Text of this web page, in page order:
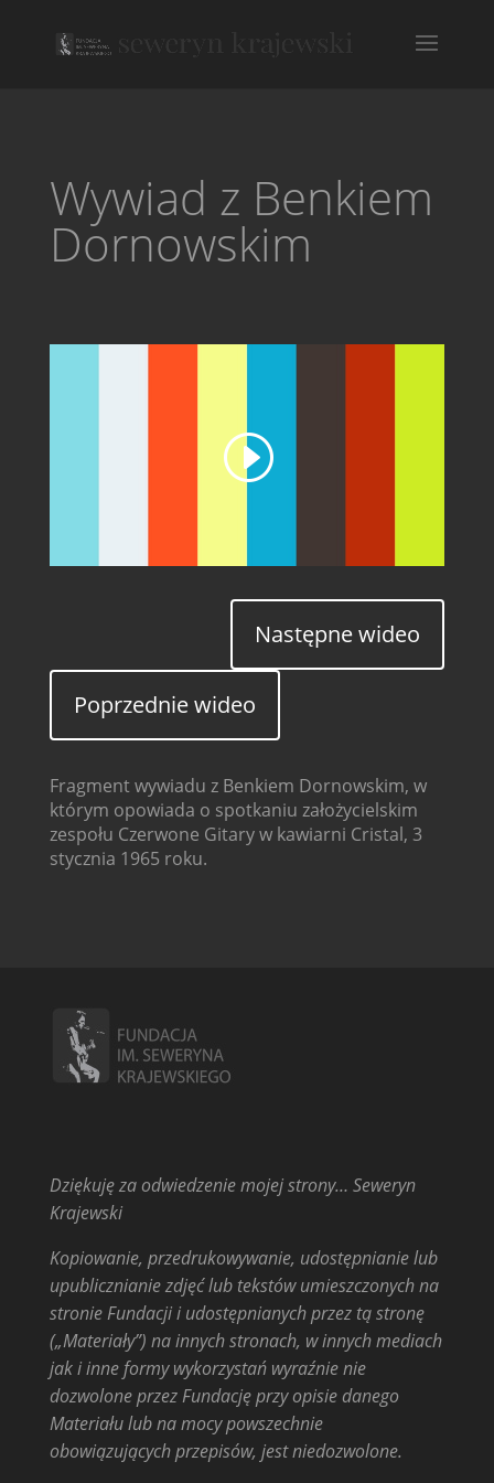
Wywiad z Benkiem
Dornowskim
Następne wideo
Poprzednie wideo
Fragment wywiadu z Benkiem Dornowskim, w
którym opowiada o spotkaniu założycielskim
zespołu Czerwone Gitary w kawiarni Cristal, 3
stycznia 1965 roku.
Dziękuję za odwiedzenie mojej strony… Seweryn
Krajewski
Kopiowanie, przedrukowywanie, udostępnianie lub
upublicznianie zdjęć lub tekstów umieszczonych na
stronie Fundacji i udostępnianych przez tą stronę
(„Materiały”) na innych stronach, w innych mediach
jak i inne formy wykorzystań wyraźnie nie
dozwolone przez Fundację przy opisie danego
Materiału lub na mocy powszechnie
obowiązujących przepisów, jest niedozwolone.